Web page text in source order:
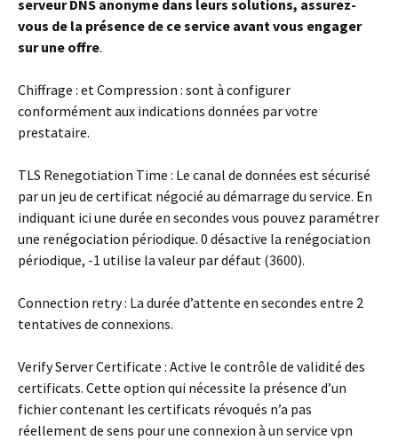
serveur DNS anonyme dans leurs solutions, assurez-
vous de la présence de ce service avant vous engager
sur une offre.
Chiffrage : et Compression : sont à configurer
conformément aux indications données par votre
prestataire.
TLS Renegotiation Time : Le canal de données est sécurisé
par un jeu de certificat négocié au démarrage du service. En
indiquant ici une durée en secondes vous pouvez paramétrer
une renégociation périodique. 0 désactive la renégociation
périodique, -1 utilise la valeur par défaut (3600).
Connection retry : La durée d’attente en secondes entre 2
tentatives de connexions.
Verify Server Certificate : Active le contrôle de validité des
certificats. Cette option qui nécessite la présence d’un
fichier contenant les certificats révoqués n’a pas
réellement de sens pour une connexion à un service vpn